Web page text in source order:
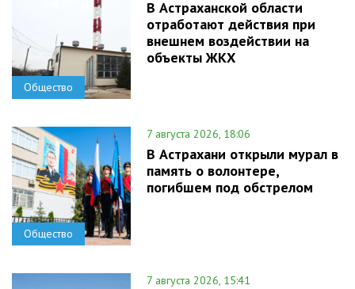
Общество
В Астраханской области
отработают действия при
внешнем воздействии на
объекты ЖКХ
Общество
7 августа 2026, 18:06
В Астрахани открыли мурал в
память о волонтере,
погибшем под обстрелом
7 августа 2026, 15:41